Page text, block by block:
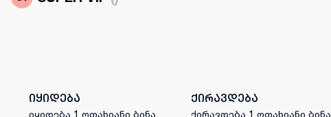
იყიდება
იყიდება 1 ოთახიანი ბინა
ქირავდება
ქირავდება 1 ოთახიანი ბინა